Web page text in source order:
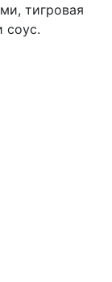
тигровая
соус.